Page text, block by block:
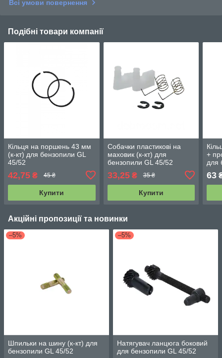
Всі умови повернення
Подібні товари компанії
Кільця на поршень 43 мм
(к-кт) для бензопили GL
45/52
42,75 ₴ 45 ₴
Купити
Собачки пластикові на
маховик (к-кт) для
бензопили GL 45/52
33,25₴ 35 ₴
Купити
+
для
63
Акційні пропозиції та новинки
–5%
Шпильки на шину (к-кт) для
бензопили GL 45/52
–5%
Натягувач ланцюга боковий
для бензопили GL 45/52